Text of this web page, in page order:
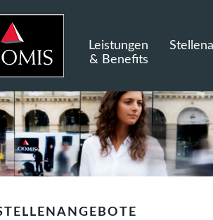
Leistungen
& Benefits